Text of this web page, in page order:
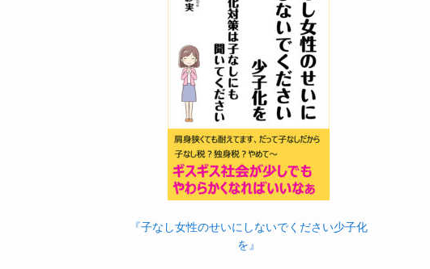
『子なし女性のせいにしないでください少子化
を』